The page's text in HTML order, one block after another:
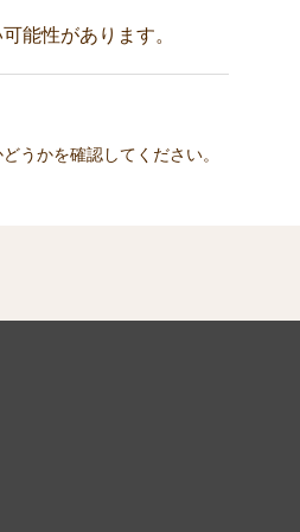
能性があります。
うかを確認してください。